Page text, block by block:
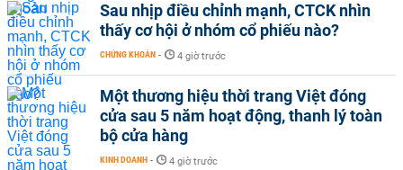
Sau nhịp điều chỉnh mạnh, CTCK nhìn
thấy cơ hội ở nhóm cổ phiếu nào?
CHỨNG KHOÁN - 4 giờ trước
Một thương hiệu thời trang Việt đóng
cửa sau 5 năm hoạt động, thanh lý toàn
bộ cửa hàng
KINH DOANH - 4 giờ trước